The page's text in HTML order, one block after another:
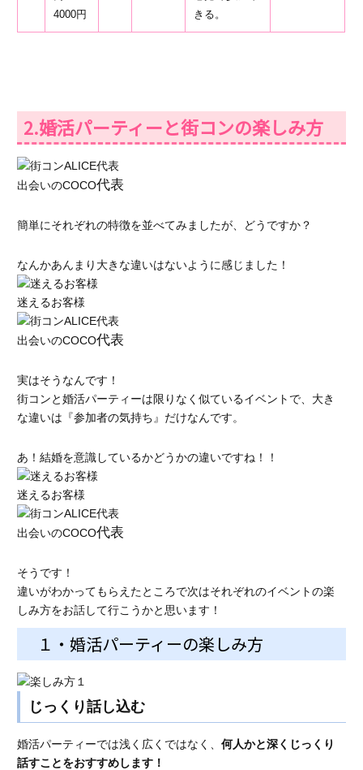
4000円
きる。
2.婚活パーティーと街コンの楽しみ方
出会いのCOCO代表
簡単にそれぞれの特徴を並べてみましたが、どうですか？
なんかあんまり大きな違いはないように感じました！
迷えるお客様
出会いのCOCO代表
実はそうなんです！
街コンと婚活パーティーは限りなく似ているイベントで、大き
な違いは『参加者の気持ち』だけなんです。
あ！結婚を意識しているかどうかの違いですね！！
迷えるお客様
出会いのCOCO代表
そうです！
違いがわかってもらえたところで次はそれぞれのイベントの楽
しみ方をお話して行こうかと思います！
１・婚活パーティーの楽しみ方
じっくり話し込む
婚活パーティーでは浅く広くではなく、何人かと深くじっくり
話すことをおすすめします！